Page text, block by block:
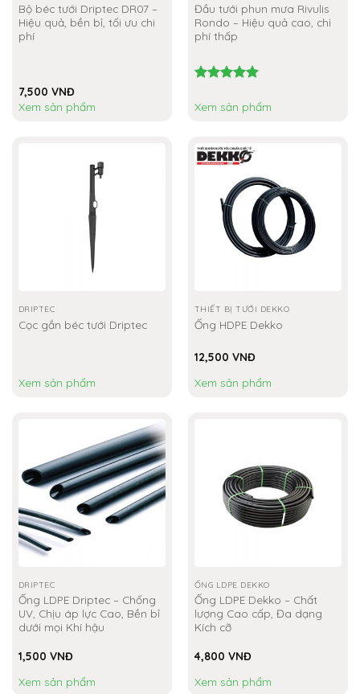
Bộ béc tưới Driptec DR07 –
Hiệu quả, bền bỉ, tối ưu chi
phí
7,500 VNĐ
Xem sản phẩm
Đầu tưới phun mưa Rivulis
Rondo – Hiệu quả cao, chi
phí thấp
hạng5.00
Xem sản phẩm
DRIPTEC
Cọc gắn béc tưới Driptec
Xem sản phẩm
THIẾT BỊ TƯỚI DEKKO
Ống HDPE Dekko
12,500 VNĐ
Xem sản phẩm
DRIPTEC
Ống LDPE Driptec – Chống
UV, Chịu áp lực Cao, Bền bỉ
dưới mọi Khí hậu
1,500 VNĐ
Xem sản phẩm
ỐNG LDPE DEKKO
Ống LDPE Dekko – Chất
lượng Cao cấp, Đa dạng
Kích cỡ
4,800 VNĐ
Xem sản phẩm